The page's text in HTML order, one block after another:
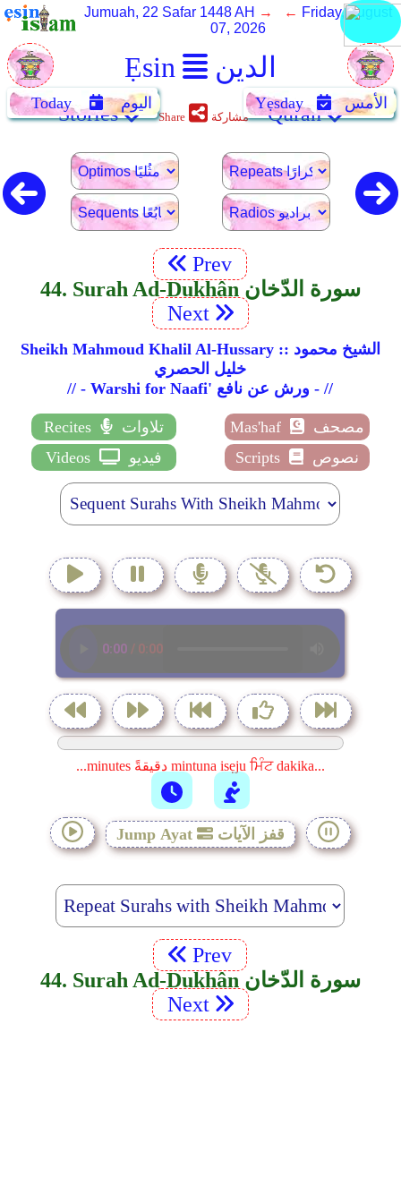
Ẹsin الدين
Jumuah, 22 Safar 1448 AH → ← Friday, August
07, 2026
Today اليوم Yẹsday الأمس Stories Share مشاركة Quran
Prev
44. Surah Ad-Dukhân سورة الدّخان
Next
Sheikh Mahmoud Khalil Al-Hussary :: الشيخ محمود
خليل الحصري
// - Warshi for Naafi' ورش عن نافع - //
Recites تلاوات Mas'haf
مصحف
Videos
فيديو Scripts نصوص
...minutes دقيقةً mintuna isẹju ਮਿੰਟ dakika...
Jump Ayat قفز الآيات
Prev
44. Surah Ad-Dukhân سورة الدّخان
Next